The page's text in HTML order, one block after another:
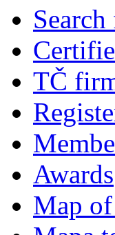
TČ
Awards
Map